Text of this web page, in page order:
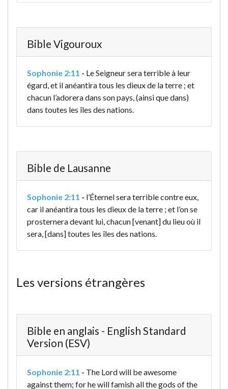
Bible Vigouroux
Sophonie 2:11 - Le Seigneur sera terrible à leur
égard, et il anéantira tous les dieux de la terre ; et
chacun l’adorera dans son pays, (ainsi que dans)
dans toutes les îles des nations.
Bible de Lausanne
Sophonie 2:11 - l’Éternel sera terrible contre eux,
car il anéantira tous les dieux de la terre ; et l’on se
prosternera devant lui, chacun [venant] du lieu où il
sera, [dans] toutes les îles des nations.
Les versions étrangères
Bible en anglais - English Standard
Version (ESV)
Sophonie 2:11 - The Lord will be awesome
against them; for he will famish all the gods of the